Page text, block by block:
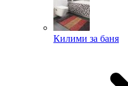
Килими за баня